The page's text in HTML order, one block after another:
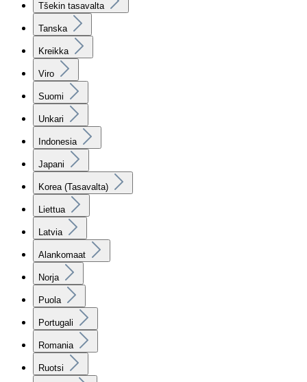
Tšekin tasavalta
Tanska
Kreikka
Viro
Suomi
Unkari
Indonesia
Japani
Korea (Tasavalta)
Liettua
Latvia
Alankomaat
Norja
Puola
Portugali
Romania
Ruotsi